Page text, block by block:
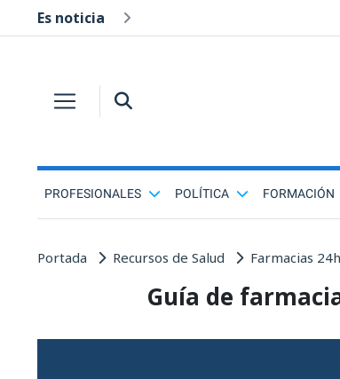
Es noticia
PROFESIONALES POLÍTICA FORMACIÓN
Portada Recursos de Salud Farmacias
Guía de